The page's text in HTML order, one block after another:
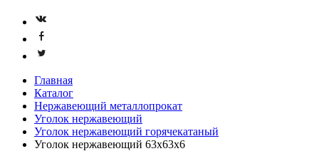
Главная
Каталог
Нержавеющий металлопрокат
Уголок нержавеющий
Уголок нержавеющий горячекатаный
Уголок нержавеющий 63х63х6